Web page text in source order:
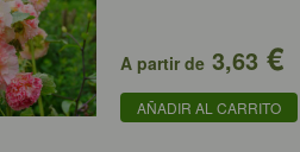
A partir de 3,63 €
AÑADIR AL CARRITO